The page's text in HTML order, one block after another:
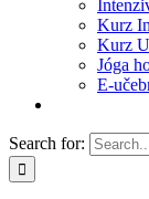
Kurz
Kurz
Jóga
E-
Search for: